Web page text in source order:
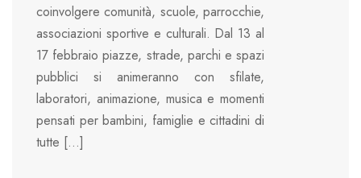
coinvolgere comunità, scuole, parrocchie,
associazioni sportive e culturali. Dal 13 al
17 febbraio piazze, strade, parchi e spazi
pubblici si animeranno con sfilate,
laboratori, animazione, musica e momenti
pensati per bambini, famiglie e cittadini di
tutte […]